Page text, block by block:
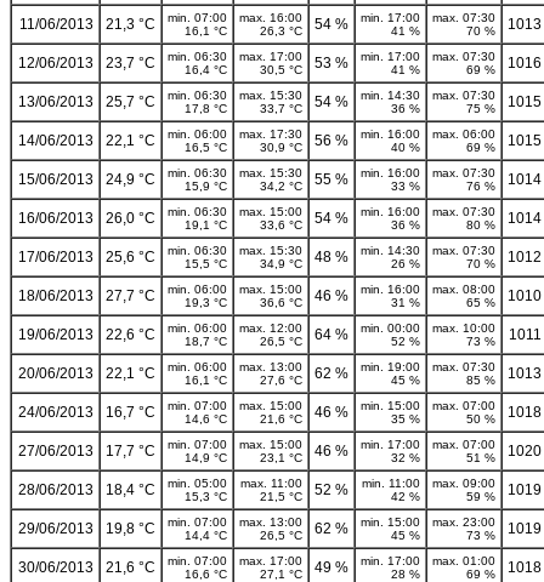
11/06/2013 21,3 °C
min. 07:00
16,1 °C
max. 16:00
26,3 °C
54 %
min. 17:00
41 %
max. 07:30
70 %
12/06/2013 23,7 °C
min. 06:30
16,4 °C
max. 17:00
30,5 °C
53 %
min. 17:00
41 %
max. 07:30
69 %
13/06/2013 25,7 °C
min. 06:30
17,8 °C
max. 15:30
33,7 °C
54 %
min. 14:30
36 %
max. 07:30
75 %
14/06/2013 22,1 °C
min. 06:00
16,5 °C
max. 17:30
30,9 °C
56 %
min. 16:00
40 %
max. 06:00
69 %
15/06/2013 24,9 °C
min. 06:30
15,9 °C
max. 15:30
34,2 °C
55 %
min. 16:00
33 %
max. 07:30
76 %
16/06/2013 26,0 °C
min. 06:30
19,1 °C
max. 15:00
33,6 °C
54 %
min. 16:00
36 %
max. 07:30
80 %
17/06/2013 25,6 °C
min. 06:30
15,5 °C
max. 15:30
34,9 °C
48 %
min. 14:30
26 %
max. 07:30
70 %
18/06/2013 27,7 °C
min. 06:00
19,3 °C
max. 15:00
36,6 °C
46 %
min. 16:00
31 %
max. 08:00
65 %
19/06/2013 22,6 °C
min. 06:00
18,7 °C
max. 12:00
26,5 °C
64 %
min. 00:00
52 %
max. 10:00
73 %
20/06/2013 22,1 °C
min. 06:00
16,1 °C
max. 13:00
27,6 °C
62 %
min. 19:00
45 %
max. 07:30
85 %
24/06/2013 16,7 °C
min. 07:00
14,6 °C
max. 15:00
21,6 °C
46 %
min. 15:00
35 %
max. 07:00
50 %
27/06/2013 17,7 °C
min. 07:00
14,9 °C
max. 15:00
23,1 °C
46 %
min. 17:00
32 %
max. 07:00
51 %
28/06/2013 18,4 °C
min. 05:00
15,3 °C
max. 11:00
21,5 °C
52 %
min. 11:00
42 %
max. 09:00
59 %
29/06/2013 19,8 °C
min. 07:00
14,4 °C
max. 13:00
26,5 °C
62 %
min. 15:00
45 %
max. 23:00
73 %
30/06/2013 21,6 °C
min. 07:00
16,6 °C
max. 17:00
27,1 °C
49 %
min. 17:00
28 %
max. 01:00
69 %